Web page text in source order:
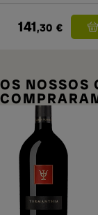
141,30 €
OS NOSSOS